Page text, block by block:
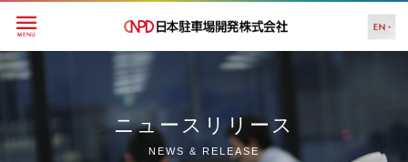
ニュースリリース
NEWS & RELEASE